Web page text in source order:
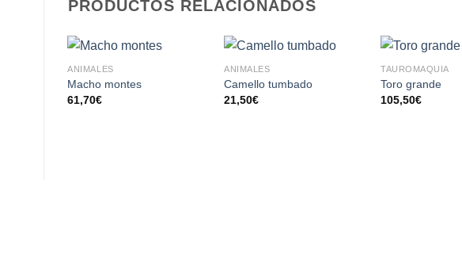
PRODUCTOS RELACIONADOS
ANIMALES
Macho montes
61,70€
ANIMALES
Camello tumbado
21,50€
TAUROMAQUIA
Toro grande
105,50€